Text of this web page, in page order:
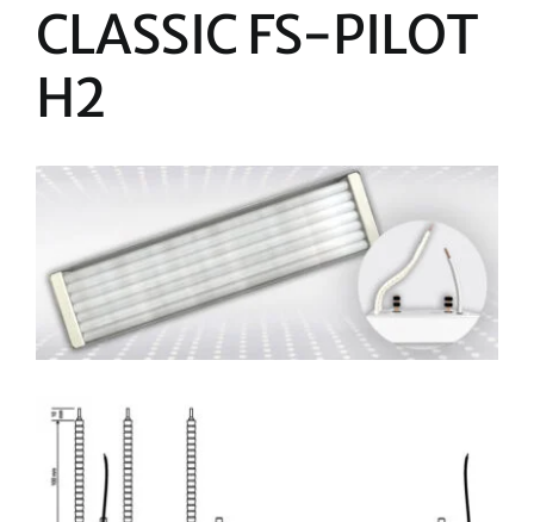
CLASSIC FS-PILOT
H2
View